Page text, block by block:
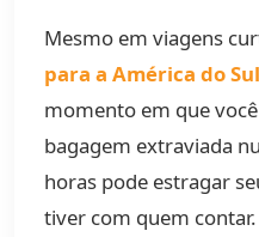
Mesmo em viagens
para a América do Sul
momento em que
bagagem extraviada
horas pode estragar
tiver com quem